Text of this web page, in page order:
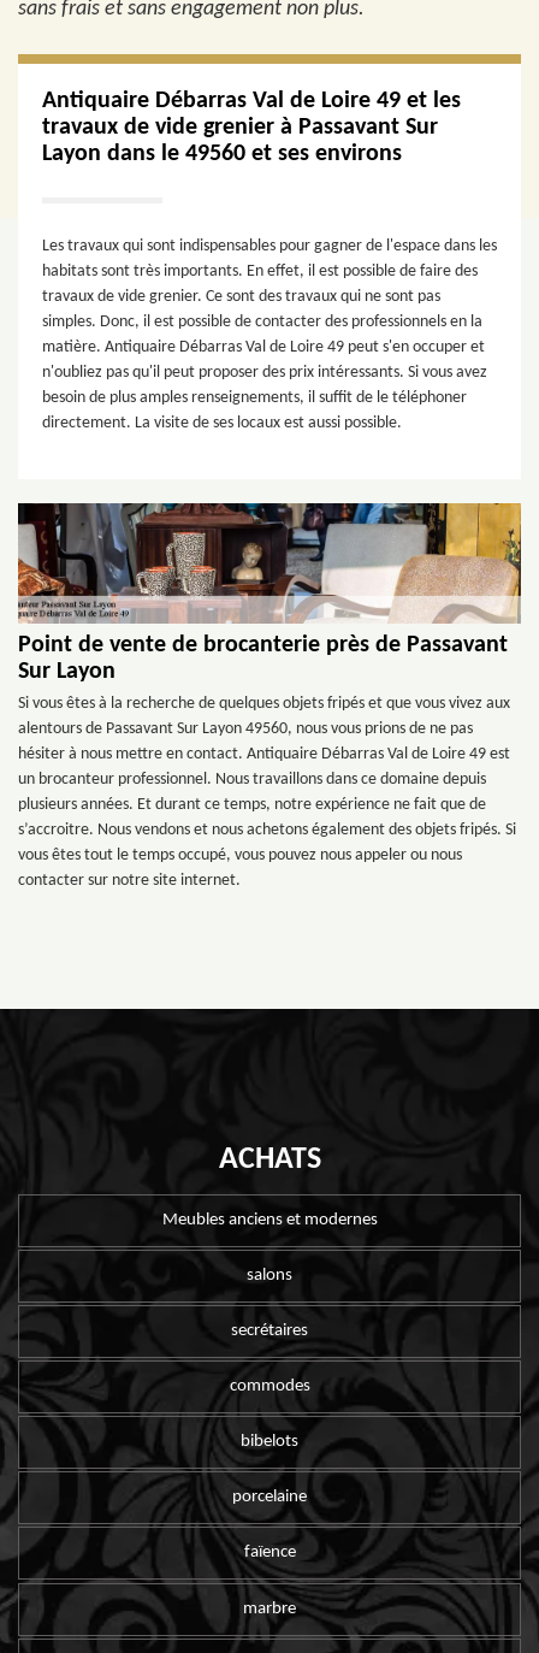
sans frais et sans engagement non plus.
Antiquaire Débarras Val de Loire 49 et les
travaux de vide grenier à Passavant Sur
Layon dans le 49560 et ses environs
Les travaux qui sont indispensables pour gagner de l'espace dans les
habitats sont très importants. En effet, il est possible de faire des
travaux de vide grenier. Ce sont des travaux qui ne sont pas
simples. Donc, il est possible de contacter des professionnels en la
matière. Antiquaire Débarras Val de Loire 49 peut s'en occuper et
n'oubliez pas qu'il peut proposer des prix intéressants. Si vous avez
besoin de plus amples renseignements, il suffit de le téléphoner
directement. La visite de ses locaux est aussi possible.
Point de vente de brocanterie près de Passavant
Sur Layon
Si vous êtes à la recherche de quelques objets fripés et que vous vivez aux
alentours de Passavant Sur Layon 49560, nous vous prions de ne pas
hésiter à nous mettre en contact. Antiquaire Débarras Val de Loire 49 est
un brocanteur professionnel. Nous travaillons dans ce domaine depuis
plusieurs années. Et durant ce temps, notre expérience ne fait que de
s’accroitre. Nous vendons et nous achetons également des objets fripés. Si
vous êtes tout le temps occupé, vous pouvez nous appeler ou nous
contacter sur notre site internet.
ACHATS
Meubles anciens et modernes
salons
secrétaires
commodes
bibelots
porcelaine
faïence
marbre